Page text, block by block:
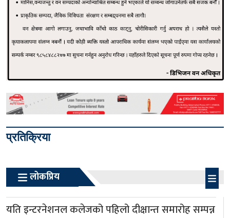
प्रतिक्रिया
लोकप्रिय
यति इन्टरनेशनल कलेजको पहिलो दीक्षान्त समारोह सम्पन्न